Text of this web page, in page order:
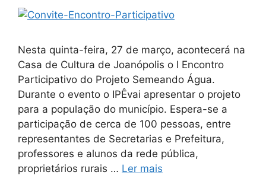
Nesta quinta-feira, 27 de março, acontecerá na
Casa de Cultura de Joanópolis o I Encontro
Participativo do Projeto Semeando Água.
Durante o evento o IPÊvai apresentar o projeto
para a população do município. Espera-se a
participação de cerca de 100 pessoas, entre
representantes de Secretarias e Prefeitura,
professores e alunos da rede pública,
proprietários rurais … Ler mais